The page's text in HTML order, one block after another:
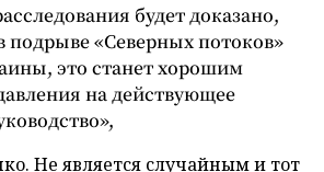
будет доказано,
подрыве «Северных потоков»
это станет хорошим
на действующее
Не является случайным и тот